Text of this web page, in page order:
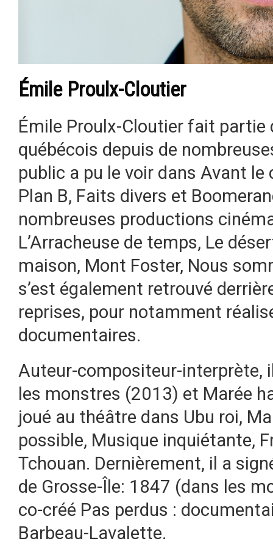
Émile Proulx-Cloutier
Émile Proulx-Cloutier fait partie
québécois depuis de
public a pu le voir dans Avant
Plan B, Faits divers et
nombreuses productions
L’Arracheuse de temps, Le
maison, Mont Foster, Nous
s’est également retrouvé
reprises, pour notamment
documentaires.
Auteur-compositeur-interprète,
les monstres (2013) et Marée
joué au théâtre dans Ubu roi,
possible, Musique inquiétante,
Tchouan. Dernièrement, il a
de Grosse-Île: 1847 (dans les
co-créé Pas perdus :
Barbeau-Lavalette.